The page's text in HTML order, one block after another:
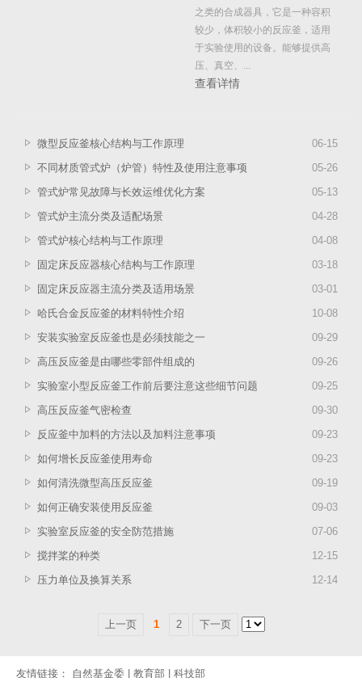
之类的合成器具，它是一种容积
较少，体积较小的反应釜，适用
于实验使用的设备。能够提供高
压、真空、...
查看详情
06-15
微型反应釜核心结构与工作原理
05-26
不同材质管式炉（炉管）特性及使用注意事项
05-13
管式炉常见故障与长效运维优化方案
04-28
管式炉主流分类及适配场景
04-08
管式炉核心结构与工作原理
03-18
固定床反应器核心结构与工作原理
03-01
固定床反应器主流分类及适用场景
10-08
哈氏合金反应釜的材料特性介绍
09-29
安装实验室反应釜也是必须技能之一
09-26
高压反应釜是由哪些零部件组成的
09-25
实验室小型反应釜工作前后要注意这些细节问题
09-30
高压反应釜气密检查
09-23
反应釜中加料的方法以及加料注意事项
09-23
如何增长反应釜使用寿命
09-19
如何清洗微型高压反应釜
09-03
如何正确安装使用反应釜
07-06
实验室反应釜的安全防范措施
12-15
搅拌桨的种类
12-14
压力单位及换算关系
上一页 1 2 下一页
友情链接： 自然基金委 教育部 科技部